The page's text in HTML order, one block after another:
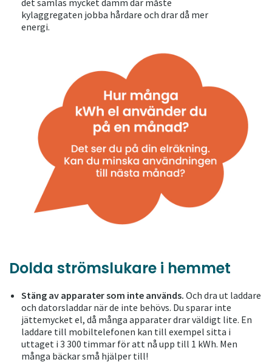
det samlas mycket damm där måste
kylaggregaten jobba hårdare och drar då mer
energi.
Dolda strömslukare i hemmet
Stäng av apparater som inte används. Och dra ut laddare
och datorsladdar när de inte behövs. Du sparar inte
jättemycket el, då många apparater drar väldigt lite. En
laddare till mobiltelefonen kan till exempel sitta i
uttaget i 3 300 timmar för att nå upp till 1 kWh. Men
många bäckar små hjälper till!